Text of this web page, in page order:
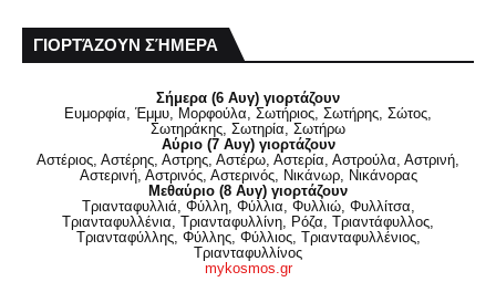
ΓΙΟΡΤΆΖΟΥΝ ΣΉΜΕΡΑ
Σήμερα (6 Αυγ) γιορτάζουν
Ευμορφία, Έμμυ, Μορφούλα, Σωτήριος, Σωτήρης, Σώτος,
Σωτηράκης, Σωτηρία, Σωτήρω
Αύριο (7 Αυγ) γιορτάζουν
Αστέριος, Αστέρης, Αστρης, Αστέρω, Αστερία, Αστρούλα, Αστρινή,
Αστερινή, Αστρινός, Αστερινός, Νικάνωρ, Νικάνορας
Μεθαύριο (8 Αυγ) γιορτάζουν
Τριανταφυλλιά, Φύλλη, Φύλλια, Φυλλιώ, Φυλλίτσα,
Τριανταφυλλένια, Τριανταφυλλίνη, Ρόζα, Τριαντάφυλλος,
Τριανταφύλλης, Φύλλης, Φύλλιος, Τριανταφυλλένιος,
Τριανταφυλλίνος
mykosmos.gr